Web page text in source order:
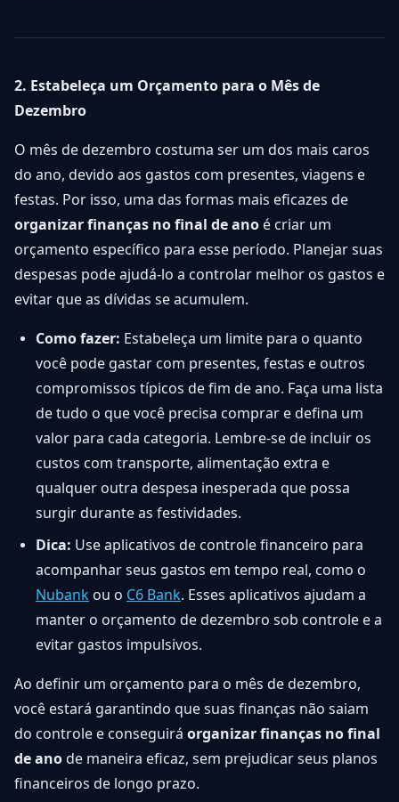
2. Estabeleça um Orçamento para o Mês de
Dezembro
O mês de dezembro costuma ser um dos mais caros
do ano, devido aos gastos com presentes, viagens e
festas. Por isso, uma das formas mais eficazes de
organizar finanças no final de ano é criar um
orçamento específico para esse período. Planejar suas
despesas pode ajudá-lo a controlar melhor os gastos e
evitar que as dívidas se acumulem.
Como fazer: Estabeleça um limite para o quanto
você pode gastar com presentes, festas e outros
compromissos típicos de fim de ano. Faça uma lista
de tudo o que você precisa comprar e defina um
valor para cada categoria. Lembre-se de incluir os
custos com transporte, alimentação extra e
qualquer outra despesa inesperada que possa
surgir durante as festividades.
Dica: Use aplicativos de controle financeiro para
acompanhar seus gastos em tempo real, como o
Nubank ou o C6 Bank. Esses aplicativos ajudam a
manter o orçamento de dezembro sob controle e a
evitar gastos impulsivos.
Ao definir um orçamento para o mês de dezembro,
você estará garantindo que suas finanças não saiam
do controle e conseguirá organizar finanças no final
de ano de maneira eficaz, sem prejudicar seus planos
financeiros de longo prazo.